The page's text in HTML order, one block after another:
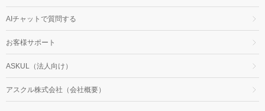
AIチャットで質問する
お客様サポート
ASKUL（法人向け）
アスクル株式会社（会社概要）